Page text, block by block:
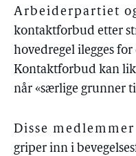
Arbeiderpartiet
kontaktforbud etter
hovedregel ilegges
Kontaktforbud kan
når «særlige grunner
Disse medlemmer
griper inn i